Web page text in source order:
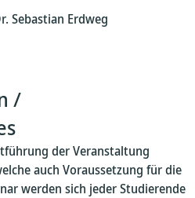
Sebastian Erdweg
/
der Veranstaltung
auch Voraussetzung für die
werden sich jeder Studierende